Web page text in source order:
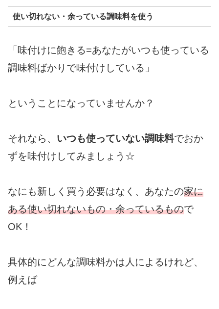
使い切れない・余っている調味料を使う
「味付けに飽きる=あなたがいつも使っている
調味料ばかりで味付けしている」
ということになっていませんか？
それなら、 いつも使っていない調味料でおか
ずを味付けしてみましょう☆
なにも新しく買う必要はなく、あなたの家に
ある使い切れないもの・余っているもので
OK！
具体的にどんな調味料かは人によるけれど、
例えば